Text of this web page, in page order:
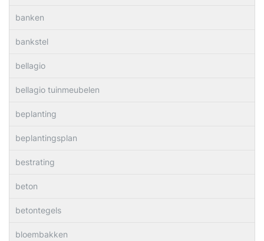
banken
bankstel
bellagio
bellagio tuinmeubelen
beplanting
beplantingsplan
bestrating
beton
betontegels
bloembakken